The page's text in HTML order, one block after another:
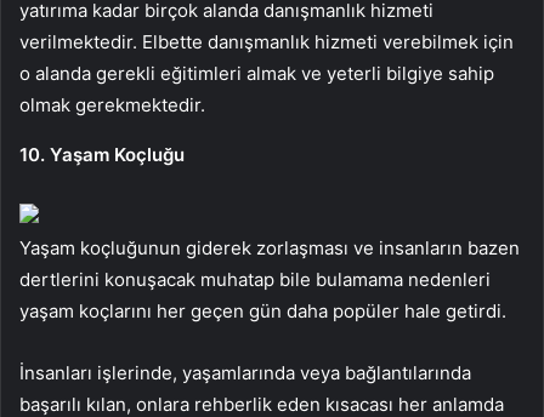
yatırıma kadar birçok alanda danışmanlık hizmeti
verilmektedir. Elbette danışmanlık hizmeti verebilmek için
o alanda gerekli eğitimleri almak ve yeterli bilgiye sahip
olmak gerekmektedir.
10. Yaşam Koçluğu
Yaşam koçluğunun giderek zorlaşması ve insanların bazen
dertlerini konuşacak muhatap bile bulamama nedenleri
yaşam koçlarını her geçen gün daha popüler hale getirdi.
İnsanları işlerinde, yaşamlarında veya bağlantılarında
başarılı kılan, onlara rehberlik eden kısacası her anlamda